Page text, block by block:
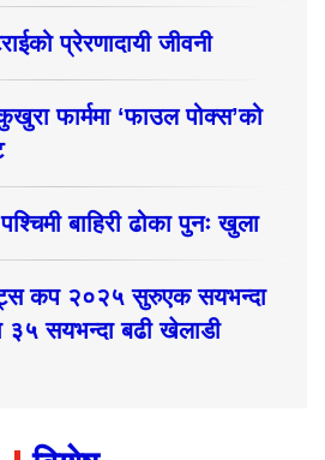
प्रेरणादायी जीवनी
फार्ममा ‘फाउल पोक्स’को
बाहिरी ढोका पुनः खुला
कप २०२५ सुरुएक सयभन्दा
३५ सयभन्दा बढी खेलाडी